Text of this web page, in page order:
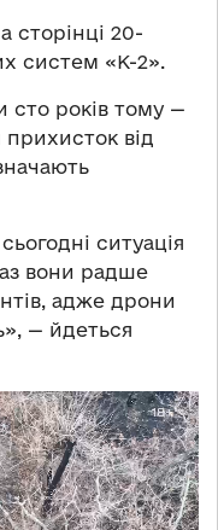
сторінці 20-
систем «К-2».
сто років тому —
прихисток від
ситуація
вони радше
адже дрони
— йдеться